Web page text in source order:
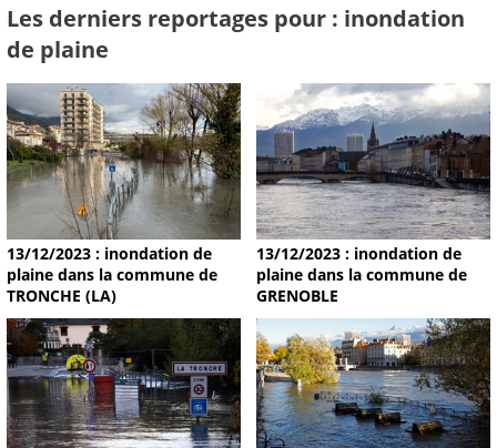
Les derniers reportages pour : inondation
de plaine
13/12/2023 : inondation de
plaine dans la commune de
TRONCHE (LA)
13/12/2023 : inondation de
plaine dans la commune de
GRENOBLE